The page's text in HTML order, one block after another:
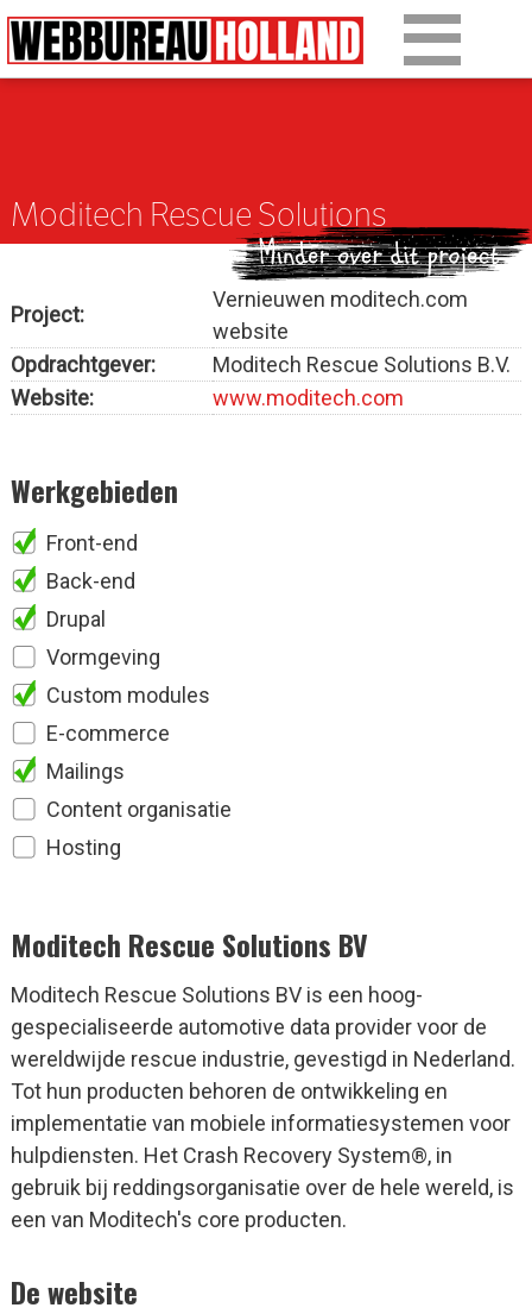
Moditech Rescue Solutions
Over Drupal
Over ons
Artikelen
Tarieven
Project:
Vernieuwen moditech.com
website
Opdrachtgever:
Moditech Rescue Solutions B.V.
Website:
www.moditech.com
Werkgebieden
Front-end
Back-end
Drupal
Vormgeving
Custom modules
E-commerce
Mailings
Content organisatie
Hosting
Moditech Rescue Solutions BV
Moditech Rescue Solutions BV is een hoog-
gespecialiseerde automotive data provider voor de
wereldwijde rescue industrie, gevestigd in Nederland.
Tot hun producten behoren de ontwikkeling en
implementatie van mobiele informatiesystemen voor
hulpdiensten. Het Crash Recovery System®, in
gebruik bij reddingsorganisatie over de hele wereld, is
een van Moditech's core producten.
De website